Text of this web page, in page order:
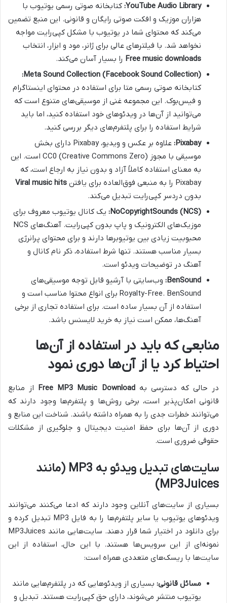
YouTube Audio Library: کتابخانه صوتی رسمی یوتیوب با
هزاران موزیک و افکت صوتی رایگان و قانونی. این منبع تضمین
می‌کند که محتوای شما در یوتیوب با مشکل کپی‌رایت مواجه
نخواهد شد. با فیلترهای عالی برای ژانر، مود و ابزار، انتخاب
Free music downloads را بسیار آسان می‌کند.
Meta Sound Collection (Facebook Sound Collection):
کتابخانه صوتی رسمی متا برای استفاده در محتوای اینستاگرام
و فیس‌بوک. این مجموعه غنی از موسیقی‌های متنوع است که
می‌توانید از آن‌ها در ویدئوهای خود استفاده کنید، اما باید
شرایط استفاده را برای پلتفرم‌های دیگر بررسی کنید.
Pixabay:
علاوه بر عکس و ویدیو، Pixabay دارای بخش
موسیقی با مجوز CC0 (Creative Commons Zero) است. این
به معنای استفاده کاملاً آزاد و بدون نیاز به ارجاع است، که
Pixabay را به منبعی فوق‌العاده برای یافتن
Viral music hits
بدون دردسر کپی‌رایت تبدیل می‌کند.
NoCopyrightSounds (NCS): یک کانال یوتیوب معروف برای
موزیک‌های الکترونیک و پاپ بدون کپی‌رایت. آهنگ‌های NCS
محبوبیت زیادی بین یوتیوبرها دارند و برای محتوای پرانرژی
بسیار مناسب هستند. تنها شرط استفاده، ذکر نام کانال و
آهنگ در توضیحات ویدئو است.
BenSound: وب‌سایتی با آرشیو قابل توجه موسیقی‌های
Royalty-Free. BenSound برای انواع محتوا مناسب است و
استفاده از آن بسیار ساده است. برای استفاده تجاری از برخی
آهنگ‌ها، ممکن است نیاز به خرید لایسنس باشد.
منابعی که باید در استفاده از آن‌ها
احتیاط کرد یا از آن‌ها دوری نمود
در حالی که دسترسی بهFree MP3 Music Download از منابع
قانونی امکان‌پذیر است، برخی روش‌ها و پلتفرم‌ها وجود دارند که
می‌توانند خطرات جدی را به همراه داشته باشند. شناخت این منابع و
دوری از آن‌ها برای حفظ امنیت دیجیتال و جلوگیری از مشکلات
حقوقی ضروری است.
سایت‌های تبدیل ویدئو به MP3 (مانند
MP3Juices)
بسیاری از سایت‌های آنلاین وجود دارند که ادعا می‌کنند می‌توانند
ویدئوهای یوتیوب یا سایر پلتفرم‌ها را به فایل MP3 تبدیل کرده و
برای دانلود در اختیار شما قرار دهند. سایت‌هایی مانند MP3Juices
نمونه‌ای از این سرویس‌ها هستند. با این حال، استفاده از این
سایت‌ها با ریسک‌های متعددی همراه است:
مسائل قانونی: بسیاری از ویدئوهایی که در پلتفرم‌هایی مانند
یوتیوب منتشر می‌شوند، دارای حق کپی‌رایت هستند. تبدیل و